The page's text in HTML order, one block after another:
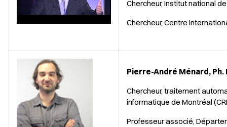
Chercheur, Institut national
Chercheur, Centre
Pierre-André Ménard, Ph.
Chercheur, traitement
informatique de Montréal
Professeur associé,